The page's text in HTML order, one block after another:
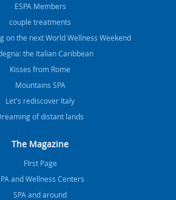
ESPA Members
couple treatments
on the next World Wellness Weekend
the Italian Caribbean
Kisses from Rome
Mountains SPA
Let's rediscover Italy
of distant lands
The Magazine
FIrst Page
and Wellness Centers
SPA and around